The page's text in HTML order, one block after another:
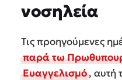
νοσηλεία
Τις προηγούμενες
παρά τω
Ευαγγελισμό, αυτή